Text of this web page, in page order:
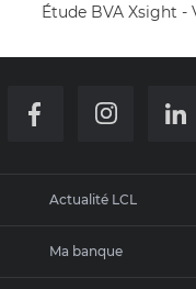
Étude BVA Xsight -
Actualité LCL
Newsroom
Ma banque